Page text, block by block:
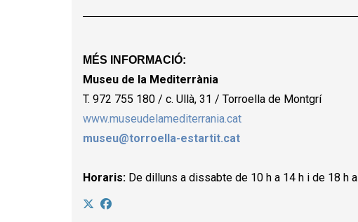
MÉS INFORMACIÓ:
Museu de la Mediterrània
T. 972 755 180 / c. Ullà, 31 / Torroella de Montgrí
www.museudelamediterrania.cat
museu@torroella-estartit.cat
Horaris: De dilluns a dissabte de 10 h a 14 h i de 18 h